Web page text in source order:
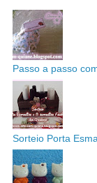
Passo a passo
Sorteio Porta